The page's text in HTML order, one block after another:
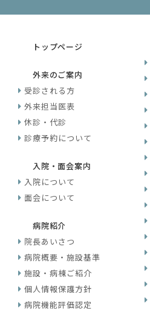
トップページ
外来のご案内
受診される方
外来担当医表
休診・代診
診療予約について
入院・面会案内
入院について
面会について
病院紹介
院長あいさつ
病院概要・施設基準
施設・病棟ご紹介
個人情報保護方針
病院機能評価認定